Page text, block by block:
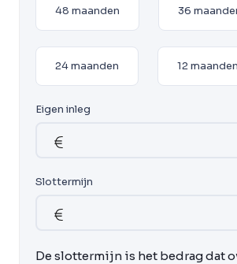
48 maanden 36
24 maanden 12 maanden
Eigen inleg
Slottermijn
De slottermijn is het bedrag dat